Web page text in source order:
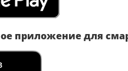
приложение для